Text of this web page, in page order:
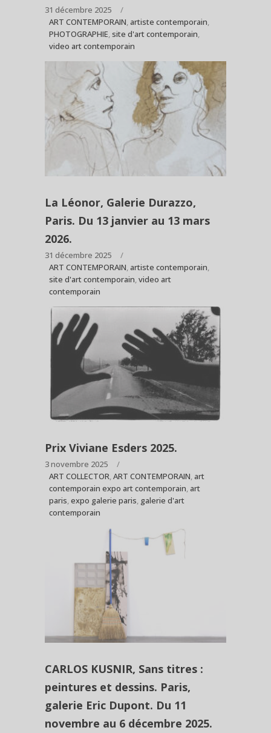
31 décembre 2025
ART CONTEMPORAIN, artiste contemporain,
PHOTOGRAPHIE,site d'art contemporain,
video art contemporain
La Léonor, Galerie Durazzo,
Paris. Du 13 janvier au 13 mars
2026.
31 décembre 2025
ART CONTEMPORAIN, artiste contemporain,
site d'art contemporain,video art
contemporain
Prix Viviane Esders 2025.
3 novembre 2025
ART COLLECTOR,ART CONTEMPORAIN, art
contemporain expo art contemporain, art
paris,expo galerie paris, galerie d'art
contemporain
CARLOS KUSNIR, Sans titres :
peintures et dessins. Paris,
galerie Eric Dupont. Du 11
novembre au 6 décembre 2025.